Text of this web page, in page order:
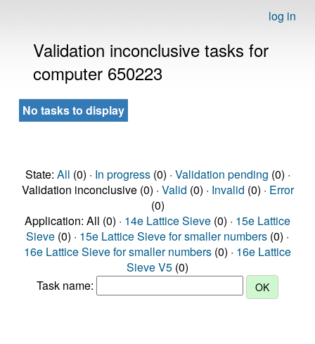
log in
Validation inconclusive tasks for
computer 650223
No tasks to display
State: All (0) · In progress(0) · Validation pending (0) ·
Validation inconclusive (0) · Valid (0) · Invalid (0) · Error
(0)
Application: All (0) · 14e Lattice Sieve (0) · 15e Lattice
Sieve (0) · 15e Lattice Sieve for smaller numbers (0) ·
16e Lattice Sieve for smaller numbers (0) · 16e Lattice
Sieve V5 (0)
Task name: